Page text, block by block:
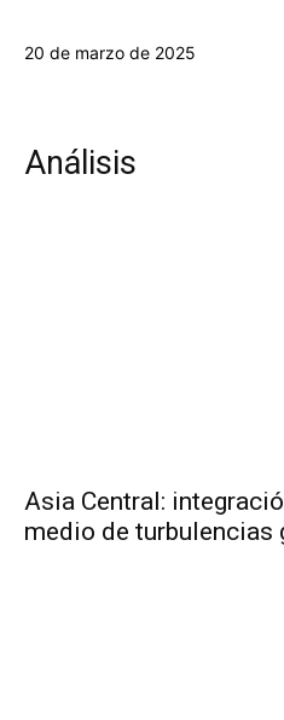
20 de marzo de 2025
Análisis
Asia Central:
medio de turbulencias